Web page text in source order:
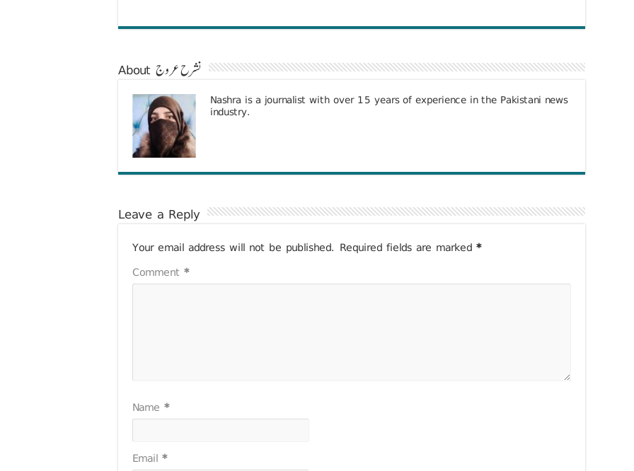
About نشرح عروج
Nashra is a journalist with over 15 years of experience in the Pakistani news
industry.
Leave a Reply
Your email address will not be published. Required fields are marked *
Comment *
Name *
Email *